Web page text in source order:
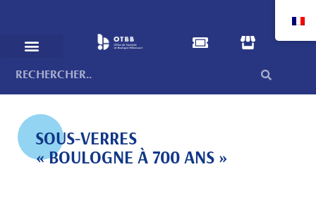
SOUS-VERRES
« BOULOGNE À 700 ANS »